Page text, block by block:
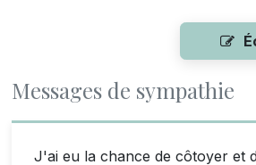
Messages de sympathie
J'ai eu la chance de côtoyer et